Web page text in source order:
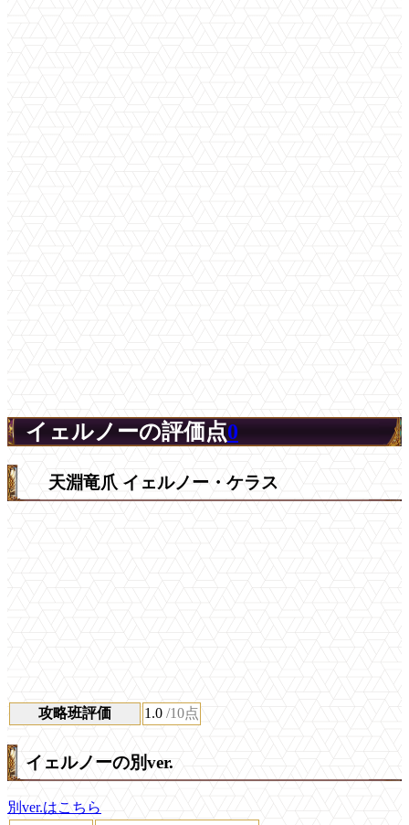
イェルノーの評価点0
天淵竜爪 イェルノー・ケラス
攻略班評価 1.0 /10点
イェルノーの別ver.
別ver.はこちら